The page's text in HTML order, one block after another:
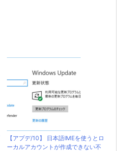
【アプデ/10】 日本語IMEを使うとロ
ーカルアカウントが作成できない不